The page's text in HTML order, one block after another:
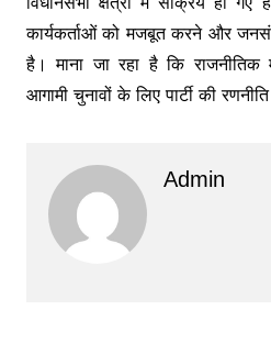
कार्यकर्ताओं को मजबूत करने और
है। माना जा रहा है कि
आगामी चुनावों के लिए पार्टी की
Admin